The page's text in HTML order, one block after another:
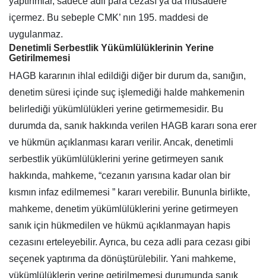
içermez. Bu sebeple CMK’ nın 195. maddesi de
uygulanmaz.
Denetimli Serbestlik Yükümlülüklerinin Yerine
Getirilmemesi
HAGB kararının ihlal edildiği diğer bir durum da, sanığın,
denetim süresi içinde suç işlemediği halde mahkemenin
belirlediği yükümlülükleri yerine getirmemesidir. Bu
durumda da, sanık hakkında verilen HAGB kararı sona erer
ve hükmün açıklanması kararı verilir. Ancak, denetimli
serbestlik yükümlülüklerini yerine getirmeyen sanık
hakkında, mahkeme, “cezanın yarısına kadar olan bir
kısmın infaz edilmemesi ” kararı verebilir. Bununla birlikte,
mahkeme, denetim yükümlülüklerini yerine getirmeyen
sanık için hükmedilen ve hükmü açıklanmayan hapis
cezasını erteleyebilir. Ayrıca, bu ceza adli para cezası gibi
seçenek yaptırıma da dönüştürülebilir. Yani mahkeme,
yükümlülüklerin yerine getirilmemesi durumunda sanık